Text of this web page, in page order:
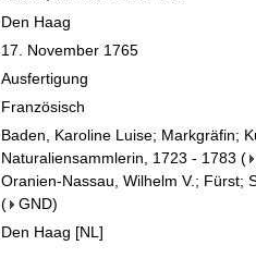
Den Haag
17. November 1765
Ausfertigung
Französisch
Baden, Karoline Luise; Markgräfin;
Naturaliensammlerin, 1723 - 1783 (
Oranien-Nassau, Wilhelm V.; Fürst;
(
GND)
Den Haag [NL]